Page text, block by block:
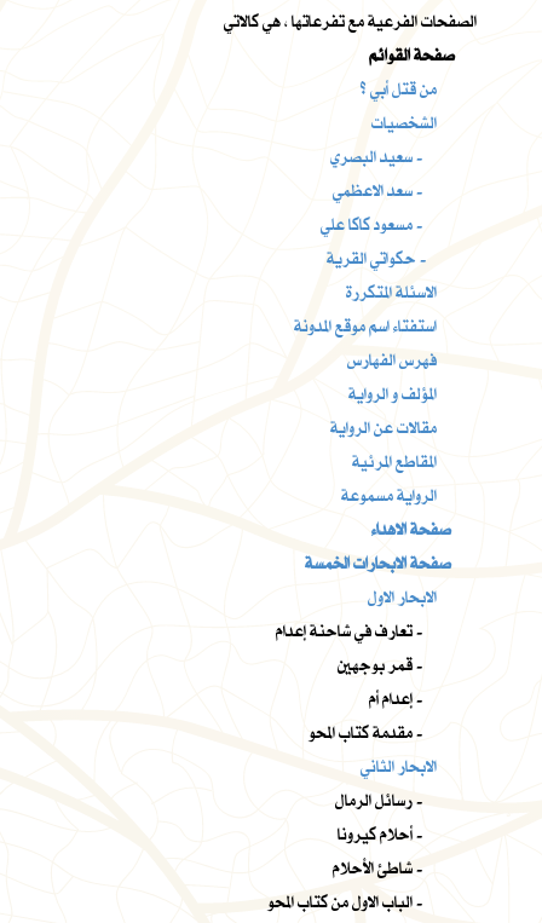
الصفحات الفرعية مع تفرعاتها ، هي كالاتي
صفحة القوائم
من قتل أبي ؟
الشخصيات
سعيد البصري -
سعد الاعظمي -
مسعود كاكا علي -
حكواتي القرية -
الاسئلة المتكررة
استفتاء اسم موقع المدونة
فهرس الفهارس
المؤلف و الرواية
مقالات عن الرواية
المقاطع المرئية
الرواية مسموعة
صفحة الاهداء
صفحة الابحارات الخمسة
الابحار الاول
تعارف في شاحنة إعدام -
قمر بوجهين -
إعدام أم -
مقدمة كتاب المحو -
الابحار الثاني
رسائل الرمال -
أحلام كيرونا -
شاطئ الأحلام -
الباب الاول من كتاب المحو -